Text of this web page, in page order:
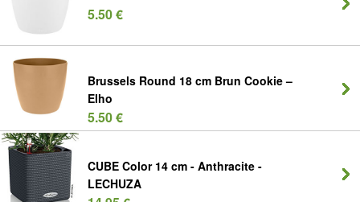
5.50 €
Brussels Round 18 cm Brun Cookie –
Elho
5.50 €
CUBE Color 14 cm - Anthracite -
LECHUZA